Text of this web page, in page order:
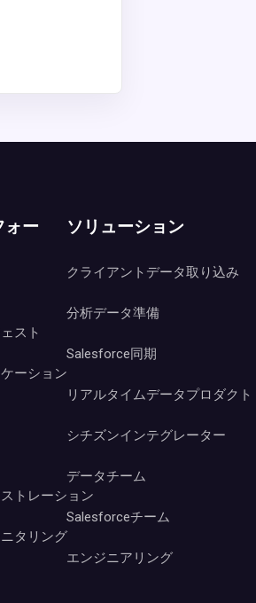
ォー
スト
ーション
トレーション
タリング
ソリューション
クライアントデータ取り込み
分析データ準備
Salesforce同期
リアルタイムデータプロダクト
シチズンインテグレーター
データチーム
Salesforceチーム
エンジニアリング